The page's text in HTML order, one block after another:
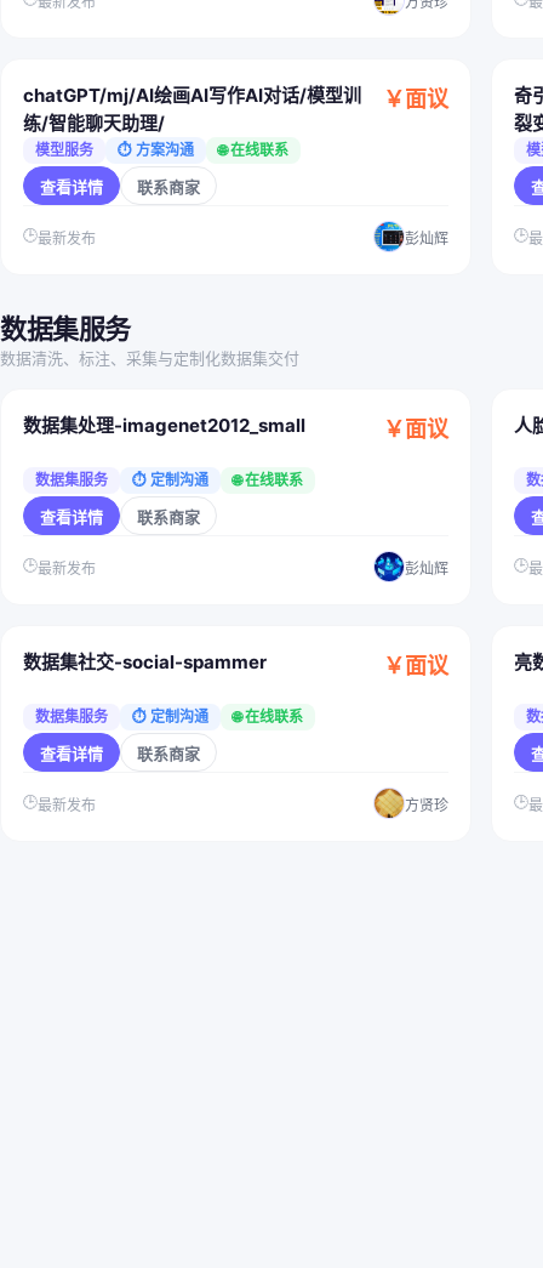
chatGPT/mj/AI绘画AI写作AI对话/模型训
练/智能聊天助理/
￥面议
模型服务 ⏱ 方案沟通 🌐 在线联系
查看详情 联系商家
🕒最新发布 彭灿辉
奇
裂
剪
🕒
数据集服务
数据清洗、标注、采集与定制化数据集交付
数据集处理-imagenet2012_small ￥面议
数据集服务 ⏱ 定制沟通 🌐 在线联系
查看详情 联系商家
🕒最新发布 彭灿辉
人
🕒
数据集社交-social-spammer ￥面议
数据集服务 ⏱ 定制沟通 🌐 在线联系
查看详情 联系商家
🕒最新发布 方贤珍
亮
🕒